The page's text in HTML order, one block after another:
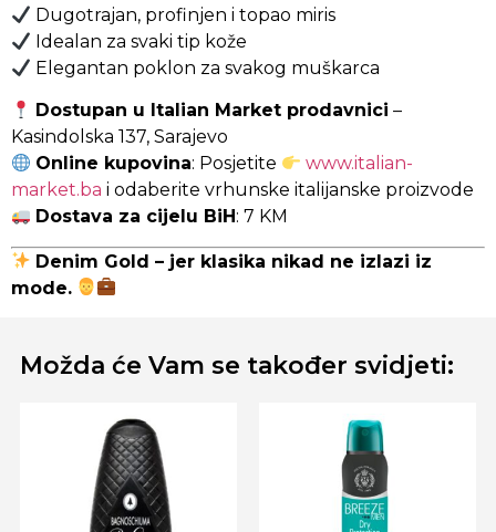
Dugotrajan, profinjen i topao miris
Idealan za svaki tip kože
Elegantan poklon za svakog muškarca
Dostupan u Italian Market prodavnici –
Kasindolska 137, Sarajevo
Online kupovina: Posjetite
www.italian-
market.ba i odaberite vrhunske italijanske proizvode
Dostava za cijelu BiH : 7 KM
Denim Gold – jer klasika nikad ne izlazi iz
mode.
Možda će Vam se također svidjeti: